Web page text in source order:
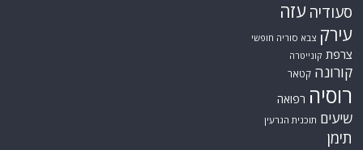
סעודיה עזה
עירק צבא סוריה חופשי
צרפת קונייטרה
קורונה קטאר
רוסיה רפואה
שיעים תוכנית הגרעין
תימן